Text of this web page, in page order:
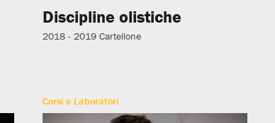
Discipline olistiche
2018 - 2019 Cartellone
Corsi e Laboratori